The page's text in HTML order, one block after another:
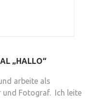
„HALLO“
arbeite als
und Fotograf. Ich leite